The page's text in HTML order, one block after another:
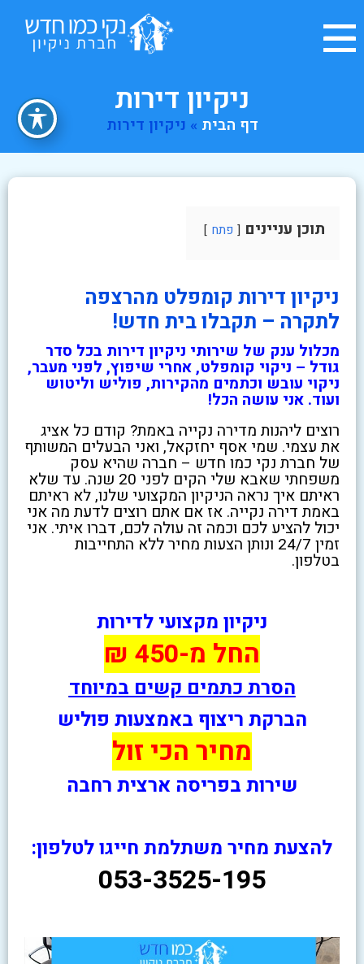
ניקיון דירות
דף הבית » ניקיון דירות
תוכן עניינים פתח
ניקיון דירות קומפלט מהרצפה
לתקרה – תקבלו בית חדש!
מכלול ענק של שירותי ניקיון דירות בכל סדר
גודל – ניקוי קומפלט, אחרי שיפוץ, לפני מעבר,
ניקוי עובש וכתמים מהקירות, פוליש וליטוש
ועוד. אני עושה הכל!
רוצים ליהנות מדירה נקייה באמת? קודם כל אציג
את עצמי. שמי אסף יחזקאל, ואני הבעלים המשותף
של חברת נקי כמו חדש – חברה שהיא עסק
משפחתי שאבא שלי הקים לפני 20 שנה. עד שלא
ראיתם איך נראה הניקיון המקצועי שלנו, לא ראיתם
באמת דירה נקייה. אז אם אתם רוצים לדעת מה אני
יכול להציע לכם וכמה זה עולה לכם, דברו איתי. אני
זמין 24/7 ונותן הצעות מחיר ללא התחייבות
בטלפון.
ניקיון מקצועי לדירות
החל מ-450 ₪
הסרת כתמים קשים במיוחד
הברקת ריצוף באמצעות פוליש
מחיר הכי זול
שירות בפריסה ארצית רחבה
להצעת מחיר משתלמת חייגו לטלפון:
053-3525-195